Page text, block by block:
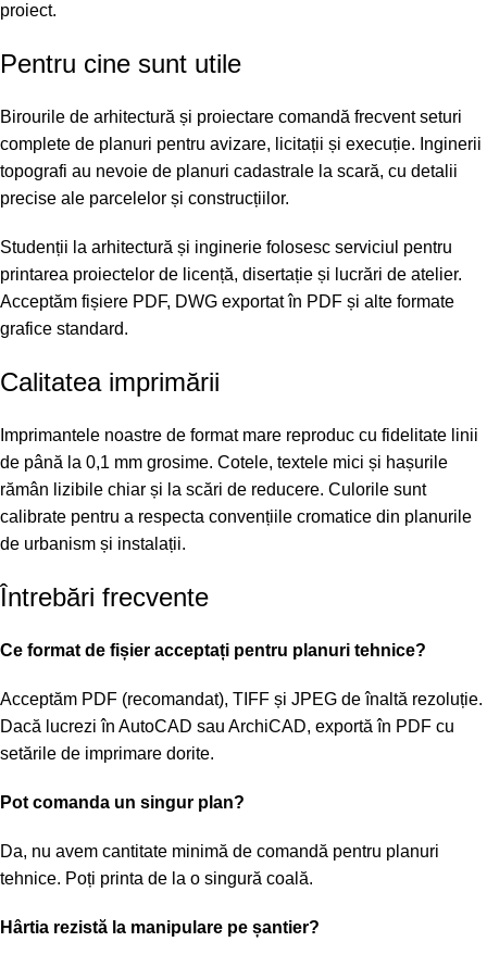
proiect.
Pentru cine sunt utile
Birourile de arhitectură și proiectare comandă frecvent seturi
complete de planuri pentru avizare, licitații și execuție. Inginerii
topografi au nevoie de planuri cadastrale la scară, cu detalii
precise ale parcelelor și construcțiilor.
Studenții la arhitectură și inginerie folosesc serviciul pentru
printarea proiectelor de licență, disertație și lucrări de atelier.
Acceptăm fișiere PDF, DWG exportat în PDF și alte formate
grafice standard.
Calitatea imprimării
Imprimantele noastre de format mare reproduc cu fidelitate linii
de până la 0,1 mm grosime. Cotele, textele mici și hașurile
rămân lizibile chiar și la scări de reducere. Culorile sunt
calibrate pentru a respecta convențiile cromatice din planurile
de urbanism și instalații.
Întrebări frecvente
Ce format de fișier acceptați pentru planuri tehnice?
Acceptăm PDF (recomandat), TIFF și JPEG de înaltă rezoluție.
Dacă lucrezi în AutoCAD sau ArchiCAD, exportă în PDF cu
setările de imprimare dorite.
Pot comanda un singur plan?
Da, nu avem cantitate minimă de comandă pentru planuri
tehnice. Poți printa de la o singură coală.
Hârtia rezistă la manipulare pe șantier?